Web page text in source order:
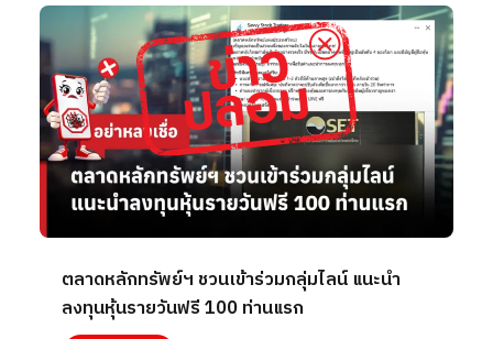
ตลาดหลักทรัพย์ฯ ชวนเข้าร่วมกลุ่มไลน์ แนะนำ
ลงทุนหุ้นรายวันฟรี 100 ท่านแรก